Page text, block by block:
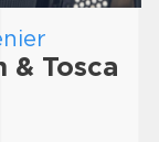
Tosca